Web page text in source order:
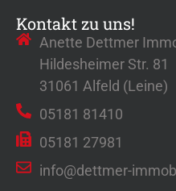
Kontakt zu uns!
Anette Dettmer
Hildesheimer Str. 81
31061 Alfeld (Leine)
05181 81410
05181 27981
info@dettmer-